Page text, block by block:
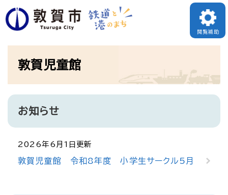
ペ
ー
頭
す
閲覧補助
敦賀児童館
お知らせ
2026年6月1日更新
敦賀児童館 令和8年度 小学生サークル5月